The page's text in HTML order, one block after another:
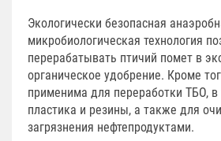
Экологически безопасная
микробиологическая технология
перерабатывать птичий помет в
органическое удобрение. Кроме
применима для переработки ТБО, в
пластика и резины, а также для
загрязнения нефтепродуктами.